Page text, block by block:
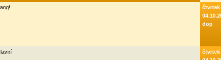
čtvrtek
dop
čtvrtek